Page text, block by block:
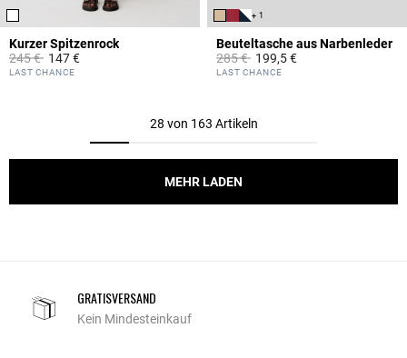
Kurzer Spitzenrock
Price reduced from
245 €to147 €
3,3 out of 5 Customer Rating
LAST CHANCE
+ 1
Beuteltasche aus Narbenleder
Price reduced from
285 €to199,5 €
4,7 out of 5 Customer Rating
LAST CHANCE
28 von 163 Artikeln
MEHR LADEN
GRATISVERSAND
Kein Mindesteinkauf